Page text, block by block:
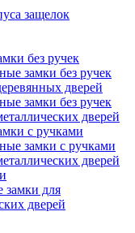
защелок
без ручек
замки без ручек
дверей
замки без ручек
дверей
с ручками
замки с ручками
дверей
замки для
дверей